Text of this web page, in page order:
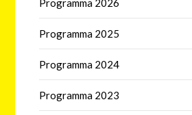
Programma 2026
Programma 2025
Programma 2024
Programma 2023